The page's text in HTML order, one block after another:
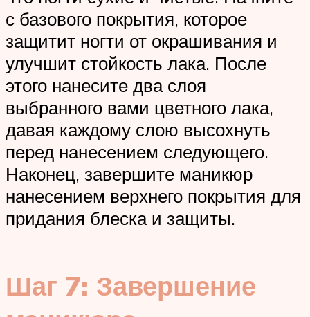
с базового покрытия, которое
защитит ногти от окрашивания и
улучшит стойкость лака. После
этого нанесите два слоя
выбранного вами цветного лака,
давая каждому слою высохнуть
перед нанесением следующего.
Наконец, завершите маникюр
нанесением верхнего покрытия для
придания блеска и защиты.
Шаг 7: Завершение